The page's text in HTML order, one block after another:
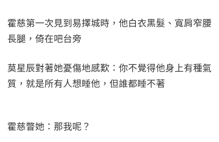
霍慈第一次見到易擇城時，他白衣黑髮、寬肩窄腰
長腿，倚在吧台旁
莫星辰對著她憂傷地感歎：你不覺得他身上有種氣
質，就是所有人想睡他，但誰都睡不著
霍慈瞥她：那我呢？